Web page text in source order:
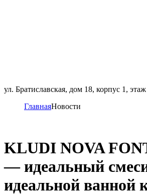
ул. Братиславская, дом 18, корпус 1, этаж
ГлавнаяНовости
KLUDI NOVA
— идеальный
идеальной ванной